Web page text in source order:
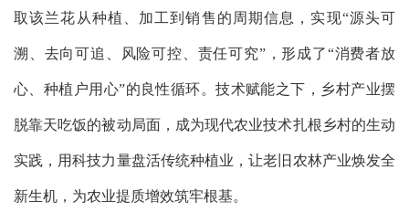
取该兰花从种植、加工到销售的周期信息，实现“源头可
溯、去向可追、风险可控、责任可究”，形成了“消费者放
心、种植户用心”的良性循环。技术赋能之下，乡村产业摆
脱靠天吃饭的被动局面，成为现代农业技术扎根乡村的生动
实践，用科技力量盘活传统种植业，让老旧农林产业焕发全
新生机，为农业提质增效筑牢根基。